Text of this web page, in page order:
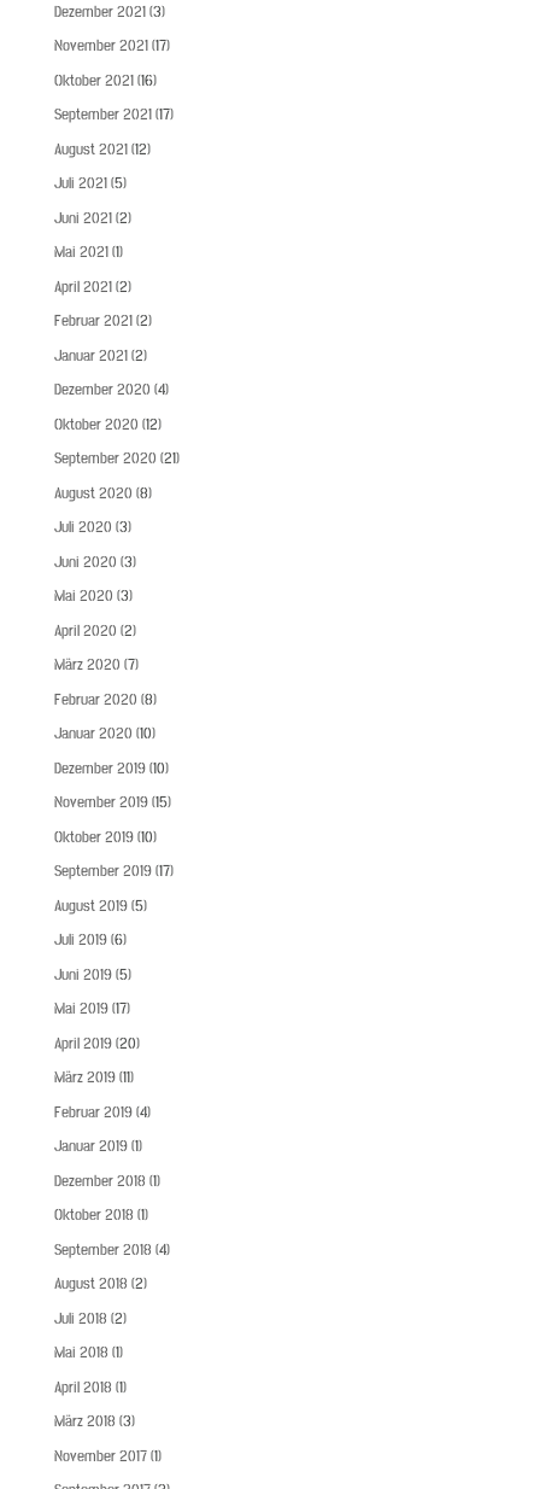
Dezember 2021(3)
November 2021(17)
Oktober 2021(16)
September 2021(17)
August 2021(12)
Juli 2021(5)
Juni 2021(2)
Mai 2021(1)
April 2021(2)
Februar 2021(2)
Januar 2021(2)
Dezember 2020 (4)
Oktober 2020 (12)
September 2020 (21)
August 2020 (8)
Juli 2020 (3)
Juni 2020 (3)
Mai 2020 (3)
April 2020 (2)
März 2020 (7)
Februar 2020 (8)
Januar 2020 (10)
Dezember 2019(10)
November 2019(15)
Oktober 2019(10)
September 2019(17)
August 2019(5)
Juli 2019(6)
Juni 2019(5)
Mai 2019(17)
April 2019(20)
März 2019(11)
Februar 2019(4)
Januar 2019(1)
Dezember 2018 (1)
Oktober 2018 (1)
September 2018 (4)
August 2018 (2)
Juli 2018 (2)
Mai 2018 (1)
April 2018 (1)
März 2018 (3)
November 2017(1)